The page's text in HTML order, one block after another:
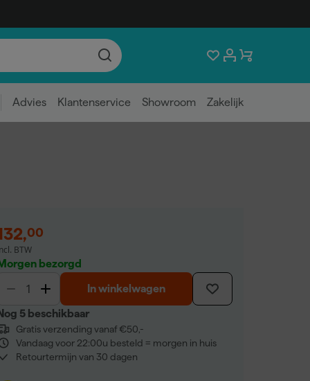
Advies Klantenservice Showroom Zakelijk
,00
BTW
bezorgd
In winkelwagen
5 beschikbaar
Gratis verzending vanaf €50,-
Vandaag voor 22:00u besteld = morgen in huis
Retourtermijn van 30 dagen